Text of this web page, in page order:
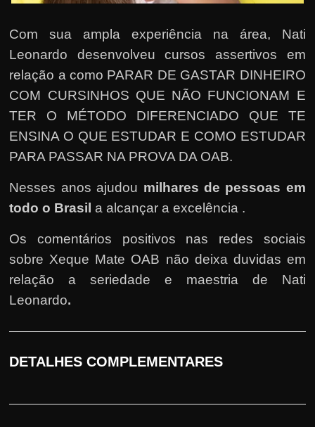
Com sua ampla experiência na área, Nati
Leonardo desenvolveu cursos assertivos em
relação a como PARAR DE GASTAR DINHEIRO
COM CURSINHOS QUE NÃO FUNCIONAM E
TER O MÉTODO DIFERENCIADO QUE TE
ENSINA O QUE ESTUDAR E COMO ESTUDAR
PARA PASSAR NA PROVA DA OAB.
Nesses anos ajudou milhares de pessoas em
todo o Brasil a alcançar a excelência .
Os comentários positivos nas redes sociais
sobre Xeque Mate OAB não deixa duvidas em
relação a seriedade e maestria de Nati
Leonardo.
DETALHES COMPLEMENTARES